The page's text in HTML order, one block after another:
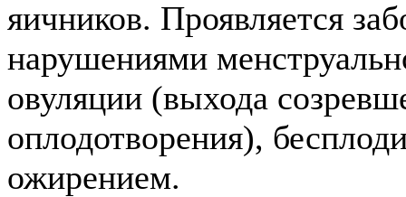
яичников. Проявляется
нарушениями
овуляции (выхода
оплодотворения),
ожирением.